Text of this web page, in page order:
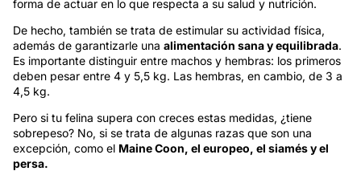
forma de actuar en lo que respecta a su salud y nutrición.
De hecho, también se trata de estimular su actividad física,
además de garantizarle una alimentación sana y equilibrada.
Es importante distinguir entre machos y hembras: los primeros
deben pesar entre 4 y 5,5 kg. Las hembras, en cambio, de 3 a
4,5 kg.
Pero si tu felina supera con creces estas medidas, ¿tiene
sobrepeso? No, si se trata de algunas razas que son una
excepción, como el Maine Coon, el europeo, el siamés y el
persa.